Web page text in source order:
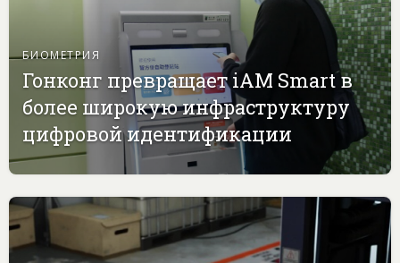
БИОМЕТРИЯ
Гонконг превращает iAM Smart в
более широкую инфраструктуру
цифровой идентификации